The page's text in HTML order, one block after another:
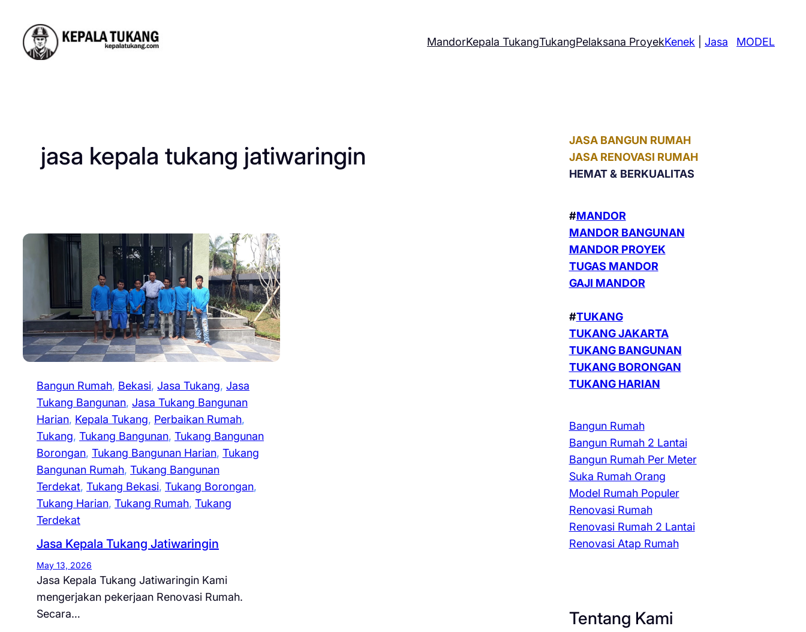
content
MandorKepala TukangTukangPelaksana ProyekKenek |Jasa MODEL
jasa kepala tukang jatiwaringin
Bangun Rumah, Bekasi, Jasa Tukang, Jasa
Tukang Bangunan, Jasa Tukang Bangunan
Harian, Kepala Tukang, Perbaikan Rumah
Tukang, Tukang Bangunan, Tukang Bangunan
Borongan, Tukang Bangunan Harian, Tukang
Bangunan Rumah, Tukang Bangunan
Terdekat, Tukang Bekasi, Tukang Borongan
Tukang Harian, Tukang Rumah, Tukang
Terdekat
Jasa Kepala Tukang Jatiwaringin
May 13, 2026
Jasa Kepala Tukang Jatiwaringin Kami
mengerjakan pekerjaan Renovasi Rumah.
Secara…
JASA BANGUN RUMAH
JASA RENOVASI RUMAH
HEMAT & BERKUALITAS
#MANDOR
MANDOR BANGUNAN
MANDOR PROYEK
TUGAS MANDOR
GAJI MANDOR
#TUKANG
TUKANG JAKARTA
TUKANG BANGUNAN
TUKANG BORONGAN
TUKANG HARIAN
Bangun Rumah
Bangun Rumah 2 Lantai
Bangun Rumah Per Meter
Suka Rumah Orang
Model Rumah Populer
Renovasi Rumah
Renovasi Rumah 2 Lantai
Renovasi Atap Rumah
Tentang Kami